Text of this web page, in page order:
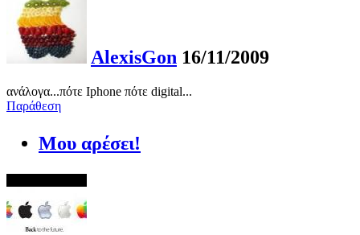
AlexisGon 16/11/2009
ανάλογα...πότε Iphone πότε digital...
Παράθεση
Μου αρέσει!